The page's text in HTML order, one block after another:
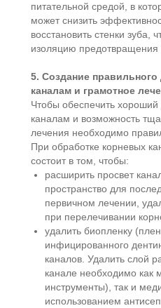
питательной средой, в
может снизить
восстановить стенки зуба,
изоляцию предотвращения
5. Создание
каналам и грамотное
Чтобы обеспечить хороший
каналам и возможность
лечения необходимо
При обработке корневых
состоит в том, чтобы:
расширить просвет
пространство для
первичном лечении,
при перелечивании
удалить биопленку
инфицированного
каналов. Удалить слой
канале необходимо как
инструменты), так и
использованием